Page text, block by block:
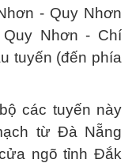
- Quy Nhơn
Nhơn - Chí
tuyến (đến phía
các tuyến này
từ Đà Nẵng
ngõ tỉnh Đắk